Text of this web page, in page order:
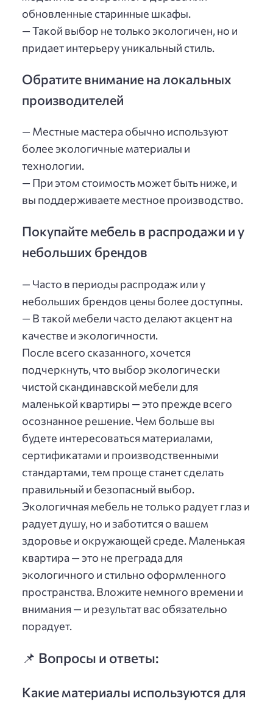
обновленные старинные шкафы.
— Такой выбор не только экологичен, но и
придает интерьеру уникальный стиль.
Обратите внимание на локальных
производителей
— Местные мастера обычно используют
более экологичные материалы и
технологии.
— При этом стоимость может быть ниже, и
вы поддерживаете местное производство.
Покупайте мебель в распродажи и у
небольших брендов
— Часто в периоды распродаж или у
небольших брендов цены более доступны.
— В такой мебели часто делают акцент на
качестве и экологичности.
После всего сказанного, хочется
подчеркнуть, что выбор экологически
чистой скандинавской мебели для
маленькой квартиры — это прежде всего
осознанное решение. Чем больше вы
будете интересоваться материалами,
сертификатами и производственными
стандартами, тем проще станет сделать
правильный и безопасный выбор.
Экологичная мебель не только радует глаз и
радует душу, но и заботится о вашем
здоровье и окружающей среде. Маленькая
квартира — это не преграда для
экологичного и стильно оформленного
пространства. Вложите немного времени и
внимания — и результат вас обязательно
порадует.
📌 Вопросы и ответы:
Какие материалы используются для